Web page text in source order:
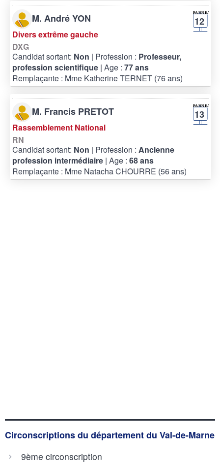
M. André YON 12
Divers extrême gauche
DXG
Candidat sortant: Non | Profession : Professeur,
profession scientifique | Age : 77 ans
Remplaçante : Mme Katherine TERNET (76 ans)
M. Francis PRETOT 13
Rassemblement National
RN
Candidat sortant: Non | Profession : Ancienne
profession intermédiaire | Age : 68 ans
Remplaçante : Mme Natacha CHOURRE (56 ans)
Circonscriptions du département du Val-de-Marne
9ème circonscription